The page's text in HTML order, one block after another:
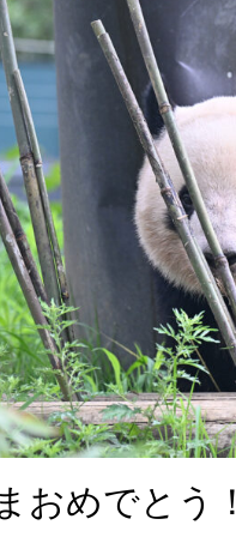
おめでとう！